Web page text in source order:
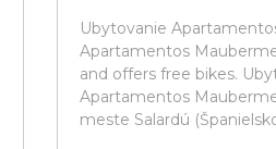
Ubytovanie
Apartamentos
and offers free bikes.
Apartamentos
meste Salardú